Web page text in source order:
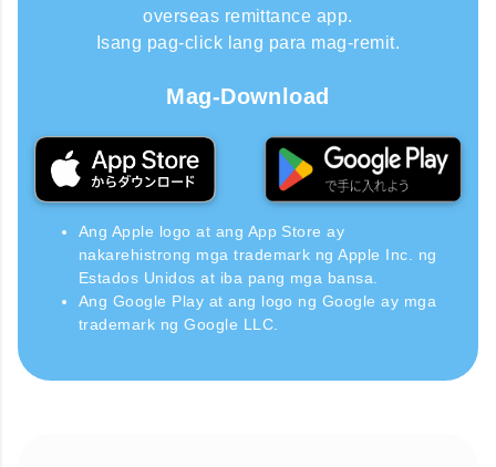
overseas remittance app.
Isang pag-click lang para mag-remit.
Mag-Download
Ang Apple logo at ang App Store ay
nakarehistrong mga trademark ng Apple Inc. ng
Estados Unidos at iba pang mga bansa.
Ang Google Play at ang logo ng Google ay mga
trademark ng Google LLC.